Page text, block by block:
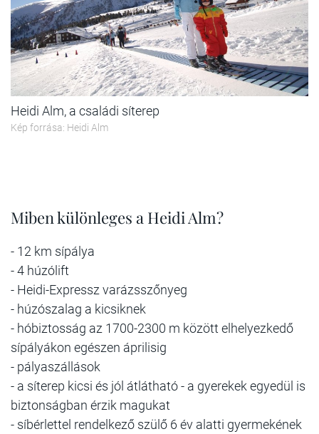
Heidi Alm, a családi síterep
Kép forrása: Heidi Alm
Miben különleges a Heidi Alm?
- 12 km sípálya
- 4 húzólift
- Heidi-Expressz varázsszőnyeg
- húzószalag a kicsiknek
- hóbiztosság az 1700-2300 m között elhelyezkedő
sípályákon egészen áprilisig
- pályaszállások
- a síterep kicsi és jól átlátható - a gyerekek egyedül is
biztonságban érzik magukat
- síbérlettel rendelkező szülő 6 év alatti gyermekének